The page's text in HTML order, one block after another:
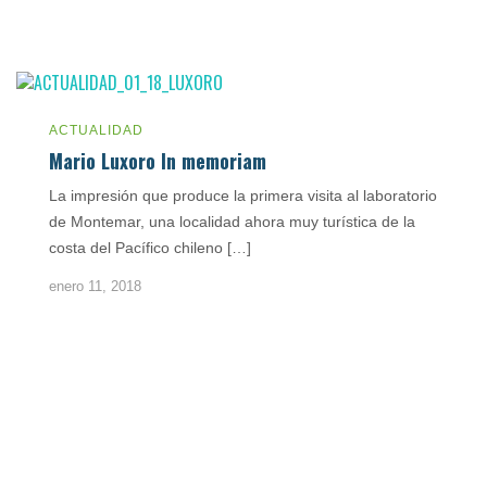
ACTUALIDAD
Mario Luxoro In memoriam
La impresión que produce la primera visita al laboratorio
de Montemar, una localidad ahora muy turística de la
costa del Pacífico chileno […]
enero 11, 2018